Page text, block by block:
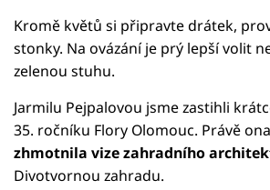
Kromě květů si připravte drátek,
stonky. Na ovázání je prý lepší volit
zelenou stuhu.
Jarmilu Pejpalovou jsme zastihli
35. ročníku Flory Olomouc. Právě
zhmotnila vize zahradního
Divotvornou zahradu.